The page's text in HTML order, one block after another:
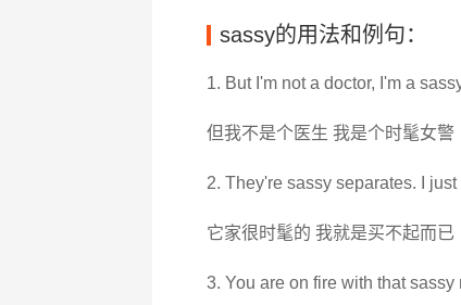
sassy的用法和例句：
1. But I'm not a doctor, I'm a
但我不是个医生 我是个时髦女警
2. They're sassy separates. I
它家很时髦的 我就是买不起而已
3. You are on fire with that sassy